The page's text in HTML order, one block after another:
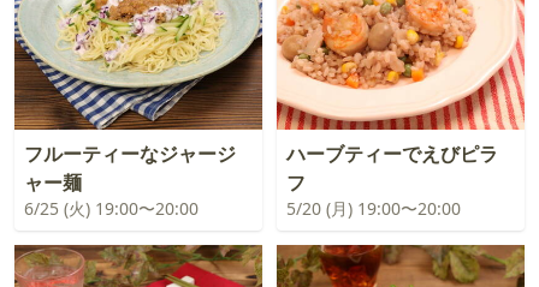
フルーティーなジャージ
ャー麺
6/25 (火) 19:00〜20:00
ハーブティーでえびピラ
フ
5/20 (月) 19:00〜20:00